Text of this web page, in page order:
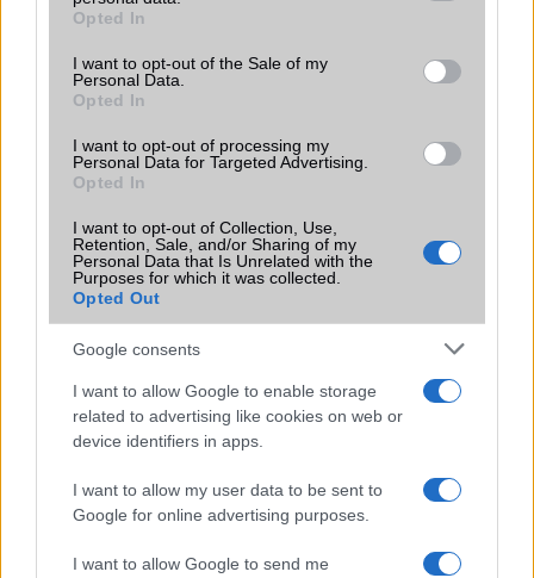
grant or deny consent to Google and its third-party tags to
use your data for below specified purposes in below Google
consent section.
Opted In
I want to opt-out of the Sale of my
Personal Data.
Opted In
I want to opt-out of processing my
Personal Data for Targeted Advertising.
Opted In
I want to opt-out of Collection, Use,
Retention, Sale, and/or Sharing of my
Personal Data that Is Unrelated with the
Purposes for which it was collected.
Opted Out
Google consents
I want to allow Google to enable storage
related to advertising like cookies on web or
device identifiers in apps.
I want to allow my user data to be sent to
Google for online advertising purposes.
I want to allow Google to send me
Motorola
Samsung
Xiaomi
ZTE
Mennyibe kerül
Keressen a telefonboltok ajánlatai között!